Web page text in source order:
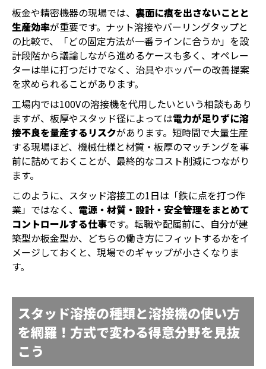
板金や精密機器の現場では、 裏面に痕を出さないことと
生産効率が重要です。ナット溶接やバーリングタップと
の比較で、「どの固定方法が一番ラインに合うか」を設
計段階から議論しながら進めるケースも多く、オペレー
ターは単に打つだけでなく、治具やホッパーの改善提案
を求められることがあります。
工場内では100Vの溶接機を代用したいという相談もあり
ますが、板厚やスタッド径によっては電力が足りずに溶
接不良を量産するリスクがあります。短時間で大量生産
する現場ほど、機械仕様と材質・板厚のマッチングを事
前に詰めておくことが、最終的なコスト削減につながり
ます。
このように、スタッド溶接工の1日は「鉄に点を打つ作
業」ではなく、 電源・材質・設計・安全管理をまとめて
コントロールする仕事です。転職や配属前に、自分が建
築型か板金型か、どちらの働き方にフィットするかをイ
メージしておくと、現場でのギャップが小さくなりま
す。
スタッド溶接の種類と溶接機の使い方
を網羅！方式で変わる得意分野を見抜
こう